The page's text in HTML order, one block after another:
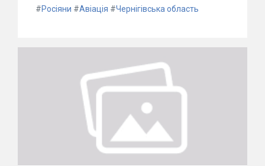
#Росіяни #Авіація #Чернігівська область